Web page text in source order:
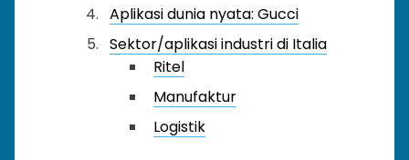
Aplikasi dunia nyata: Gucci
Sektor/aplikasi industri di Italia
Ritel
Manufaktur
Logistik